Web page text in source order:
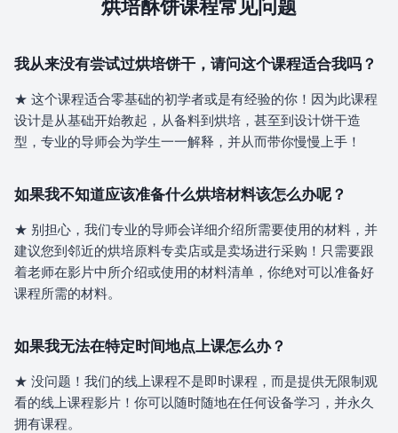
烘培酥饼课程常见问题
我从来没有尝试过烘培饼干，请问这个课程适合我吗？
★ 这个课程适合零基础的初学者或是有经验的你！因为此课程
设计是从基础开始教起，从备料到烘培，甚至到设计饼干造
型，专业的导师会为学生一一解释，并从而带你慢慢上手！
如果我不知道应该准备什么烘培材料该怎么办呢？
★ 别担心，我们专业的导师会详细介绍所需要使用的材料，并
建议您到邻近的烘培原料专卖店或是卖场进行采购！只需要跟
着老师在影片中所介绍或使用的材料清单，你绝对可以准备好
课程所需的材料。
如果我无法在特定时间地点上课怎么办？
★ 没问题！我们的线上课程不是即时课程，而是提供无限制观
看的线上课程影片！你可以随时随地在任何设备学习，并永久
拥有课程。